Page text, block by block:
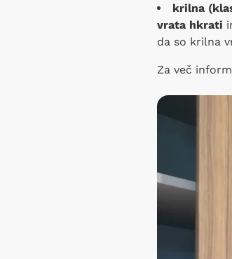
krilna
vrata hkrati
da so krilna
Za več